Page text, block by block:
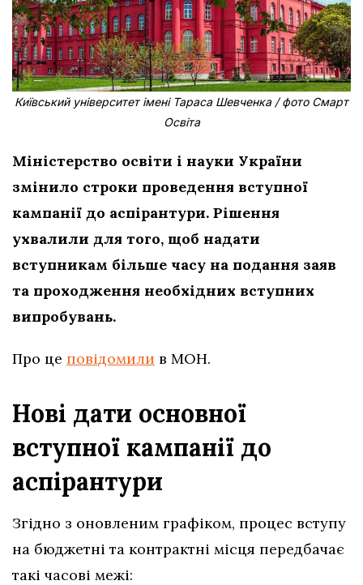
Київський університет імені Тараса Шевченка / фото Смарт
Освіта
Міністерство освіти і науки України
змінило строки проведення вступної
кампанії до аспірантури. Рішення
ухвалили для того, щоб надати
вступникам більше часу на подання заяв
та проходження необхідних вступних
випробувань.
Про це повідомили в МОН.
Нові дати основної
вступної кампанії до
аспірантури
Згідно з оновленим графіком, процес вступу
на бюджетні та контрактні місця передбачає
такі часові межі: